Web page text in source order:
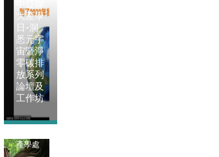
大產學
日-洞
悉元宇
宙暨淨
零碳排
放系列
論壇及
工作坊
產學處